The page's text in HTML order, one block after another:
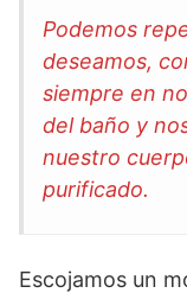
Podemos
deseamos,
siempre en
del baño y
nuestro
purificado.
Escojamos un